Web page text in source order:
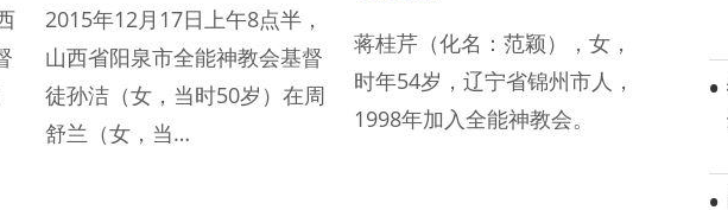
2015年12月17日上午8点半，
山西省阳泉市全能神教会基督
徒孙洁（女，当时50岁）在周
舒兰（女，当…
蒋桂芹（化名：范颖），女，
时年54岁，辽宁省锦州市人，
1998年加入全能神教会。